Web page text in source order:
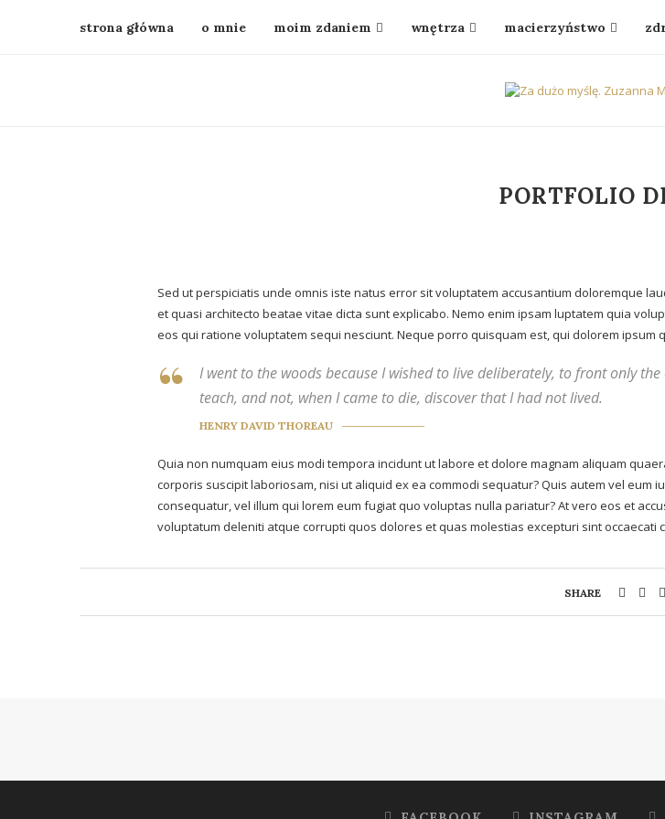
strona główna o mnie moim zdaniem wnętrza macierzyństwo
PORTFOLIO
Sed ut perspiciatis unde omnis iste natus error sit voluptatem accusantium doloremque
et quasi architecto beatae vitae dicta sunt explicabo. Nemo enim ipsam luptatem quia
eos qui ratione voluptatem sequi nesciunt. Neque porro quisquam est, qui dolorem ipsum
I went to the woods because I wished to live deliberately, to front only
teach, and not, when I came to die, discover that I had not lived.
HENRY DAVID THOREAU
Quia non numquam eius modi tempora incidunt ut labore et dolore magnam aliquam
corporis suscipit laboriosam, nisi ut aliquid ex ea commodi sequatur? Quis autem vel
consequatur, vel illum qui lorem eum fugiat quo voluptas nulla pariatur? At vero eos et
voluptatum deleniti atque corrupti quos dolores et quas molestias excepturi sint occaecati
SHARE